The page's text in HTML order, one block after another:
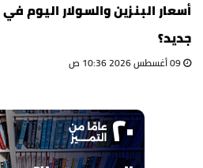
أسعار البنزين والسولار اليوم
جديد؟